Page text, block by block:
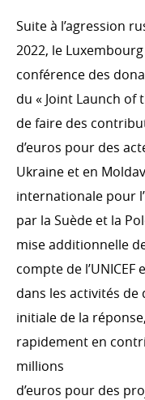
2022
Ventilation de l'APD
Ventilation de
Ventilation de
2022
Le Fonds de la
LA COOPÉRATION
Coopération
Coopération
Coopération
Les organisations
Finance inclusive,
Suite à l’agression
2022, le
conférence des
du « Joint Launch of
de faire des
d’euros pour des
Ukraine et en
internationale pour
par la Suède et la
mise additionnelle
compte de
dans les activités de
initiale de la
rapidement en
millions
d’euros pour des